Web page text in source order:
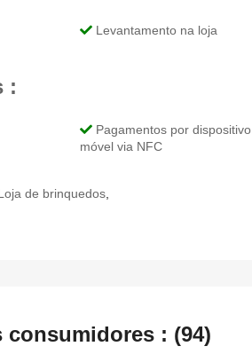
Levantamento na loja
:
Pagamentos por dispositivo
móvel via NFC
de brinquedos
consumidores : (94)